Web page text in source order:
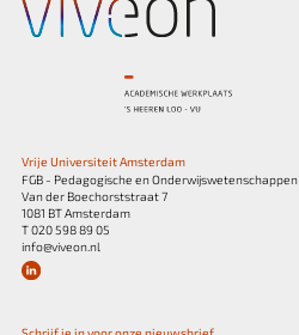
Vrije Universiteit Amsterdam
FGB - Pedagogische en Onderwijswetenschappen
Van der Boechorststraat 7
1081 BT Amsterdam
T 020 598 89 05
info@viveon.nl